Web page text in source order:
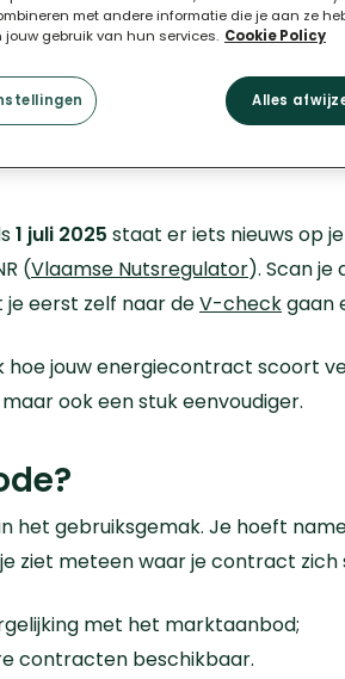
1 juli 2025 staat er iets nieuws op
(Vlaamse Nutsregulator). Scan je
eerst zelf naar deV-checkgaan
hoe jouw energiecontract scoort
ook een stuk eenvoudiger.
het gebruiksgemak. Je hoeft
ziet meteen waar je contract zich
met het marktaanbod;
contracten beschikbaar.
met andere informatie die je aan ze
jouw gebruik van hun services. Cookie Policy
Alles